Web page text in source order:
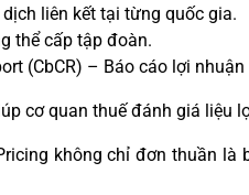
liên kết tại từng quốc gia.
thể cấp tập đoàn.
(CbCR) – Báo cáo lợi
cơ quan thuế đánh giá
không chỉ đơn thuần